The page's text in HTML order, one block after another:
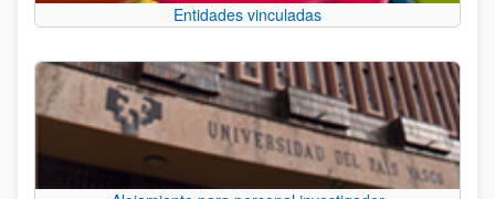
Entidades vinculadas